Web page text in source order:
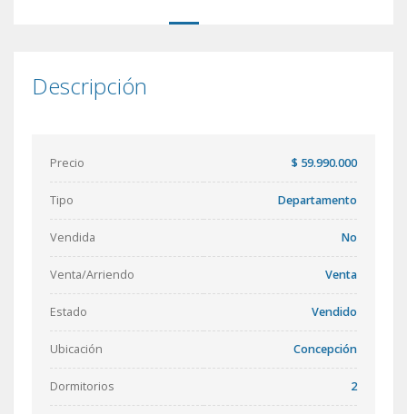
Descripción
Precio $ 59.990.000
Tipo Departamento
Vendida No
Venta/Arriendo Venta
Estado Vendido
Ubicación Concepción
Dormitorios 2